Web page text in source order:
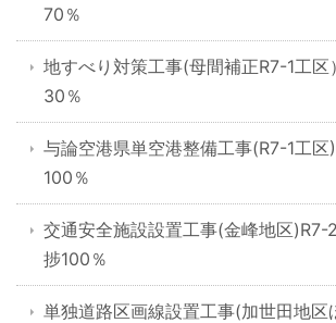
70％
地すべり対策工事(母間補正R7-1工
30％
与論空港県単空港整備工事(R7-1工
100％
交通安全施設設置工事(金峰地区
捗100％
単独道路区画線設置工事(加世田地区